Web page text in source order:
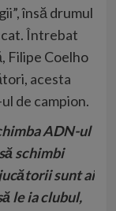
însă drumul
Întrebat
, Filipe Coelho
acesta
de campion.
ADN-ul
schimbi
sunt ai
le ia clubul,